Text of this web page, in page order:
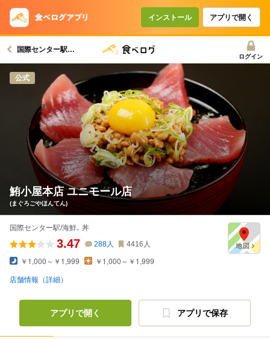
インストール アプリで開く
国際センター駅グルメへ
ログイン
公式
鮪小屋本店 ユニモール店
(まぐろごやほんてん)
国際センター駅/海鮮､ 丼
3.47 288人 4416 人
￥1,000～￥1,999 ￥1,000～￥1,999
店舗情報（詳細）
アプリで開く アプリで保存